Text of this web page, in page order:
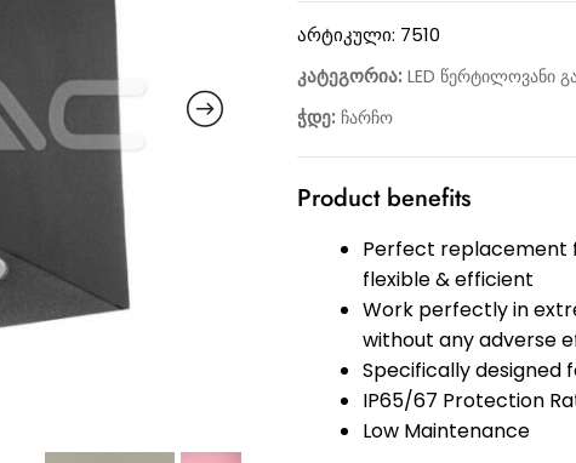
არტიკული: 7510
კატეგორია: LED წერტილოვანი
ჭდე: ჩარჩო
Product benefits
Perfect replacement
flexible & efficient
Work perfectly in
without any adverse
Specifically designed
IP65/67 Protection
Low Maintenance